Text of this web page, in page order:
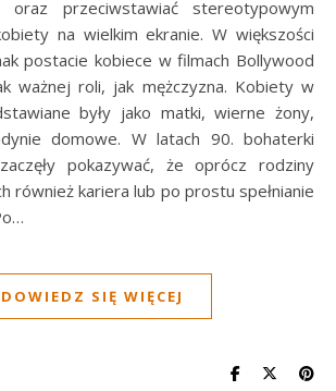
oraz przeciwstawiać stereotypowym
na wielkim ekranie. W większości
postacie kobiece w filmach Bollywood
ważnej roli, jak mężczyzna. Kobiety w
były jako matki, wierne żony,
domowe. W latach 90. bohaterki
pokazywać, że oprócz rodziny
również kariera lub po prostu spełnianie
DOWIEDZ SIĘ WIĘCEJ